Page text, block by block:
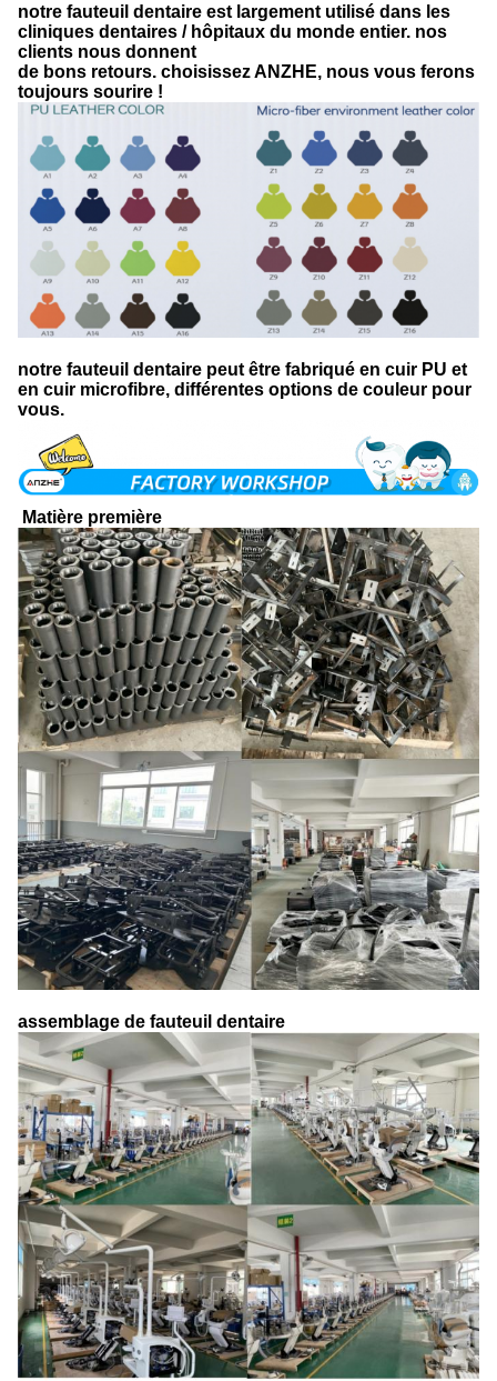
notre fauteuil dentaire est largement utilisé dans les
cliniques dentaires / hôpitaux du monde entier. nos
clients nous donnent
de bons retours. choisissez ANZHE, nous vous ferons
toujours sourire !
notre fauteuil dentaire peut être fabriqué en cuir PU et
en cuir microfibre, différentes options de couleur pour
vous.
Matière première
assemblage de fauteuil dentaire